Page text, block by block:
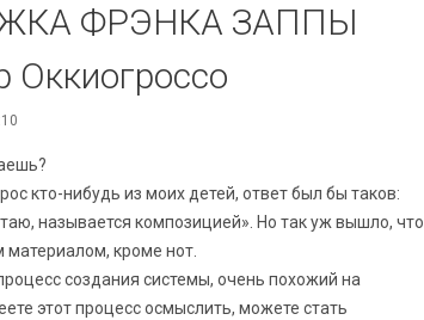
ФРЭНКА ЗАППЫ
Оккиогроссо
кто-нибудь из моих детей, ответ был бы таков:
называется композицией». Но так уж вышло, что
кроме нот.
создания системы, очень похожий на
этот процесс осмыслить, можете стать